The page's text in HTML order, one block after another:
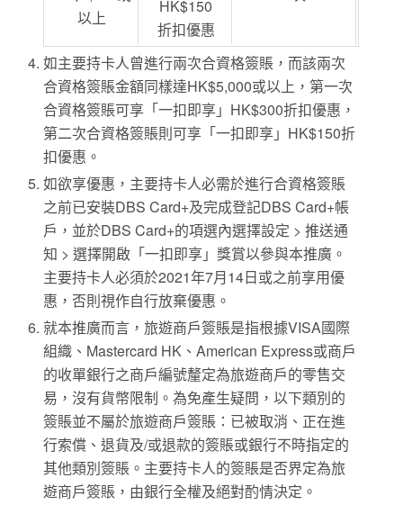
以上
HK$150
折扣優惠
如主要持卡人曾進行兩次合資格簽賬，而該兩次
合資格簽賬金額同樣達HK$5,000或以上，第一次
合資格簽賬可享「一扣即享」HK$300折扣優惠，
第二次合資格簽賬則可享「一扣即享」HK$150折
扣優惠。
如欲享優惠，主要持卡人必需於進行合資格簽賬
之前已安裝DBS Card+及完成登記DBS Card+帳
戶，並於DBS Card+的項選內選擇設定 > 推送通
知 > 選擇開啟「一扣即享」獎賞以參與本推廣。
主要持卡人必須於2021年7月14日或之前享用優
惠，否則視作自行放棄優惠。
就本推廣而言，旅遊商戶簽賬是指根據VISA國際
組織、Mastercard HK、American Express或商戶
的收單銀行之商戶編號釐定為旅遊商戶的零售交
易，沒有貨幣限制。為免產生疑問，以下類別的
簽賬並不屬於旅遊商戶簽賬：已被取消、正在進
行索償、退貨及/或退款的簽賬或銀行不時指定的
其他類別簽賬。主要持卡人的簽賬是否界定為旅
遊商戶簽賬，由銀行全權及絕對酌情決定。